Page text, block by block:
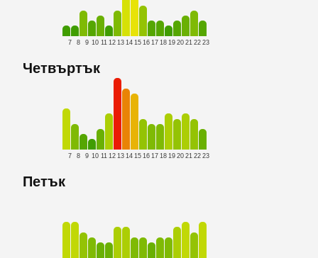
7 8 9 10 11 12 13 14 15 16 17 18 19 20 21 22 23
Четвъртък
7 8 9 10 11 12 13 14 15 16 17 18 19 20 21 22 23
Петък